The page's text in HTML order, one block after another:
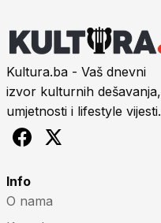
Kultura.ba - Vaš dnevni
izvor kulturnih dešavanja,
umjetnosti i lifestyle vijesti.
Info
O nama